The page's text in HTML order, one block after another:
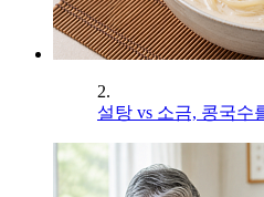
2.
설탕 vs 소금, 콩국수